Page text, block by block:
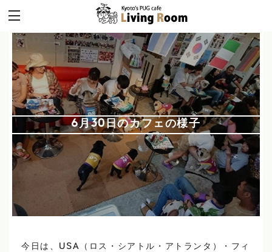
6月30日のカフェの様子
今日は、USA（ロス・シアトル・アトランタ）・フィ